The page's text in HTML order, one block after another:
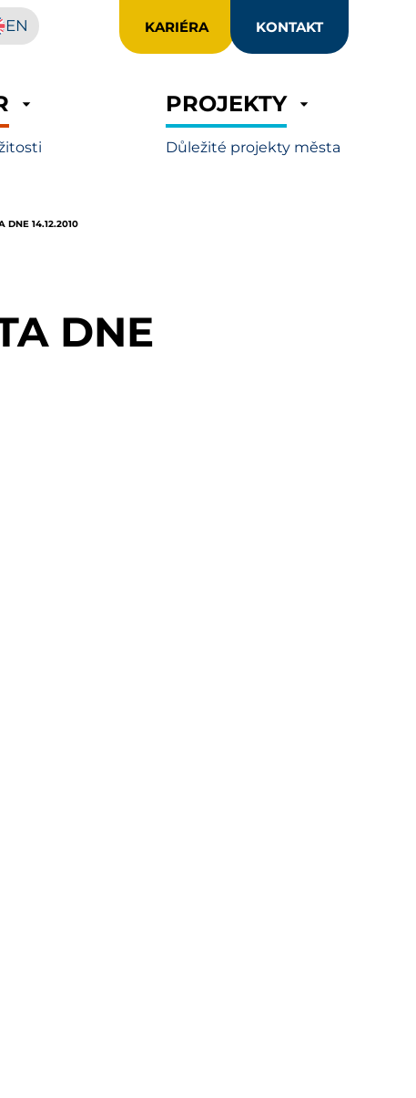
KARIÉRA KONTAKT
EN
PROJEKTY
Důležité projekty města
DNE 14.12.2010
DNE